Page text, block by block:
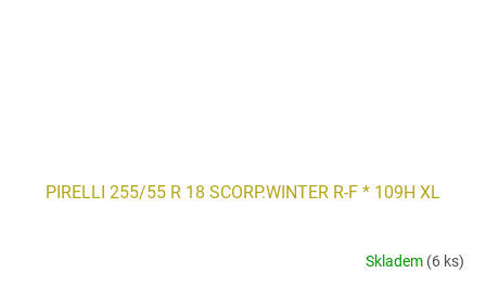
PIRELLI 255/55 R 18 SCORP.WINTER R-F * 109H XL
Skladem (6 ks)